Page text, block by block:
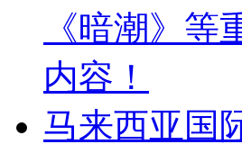
《暗潮》
内容！
马来西亚国